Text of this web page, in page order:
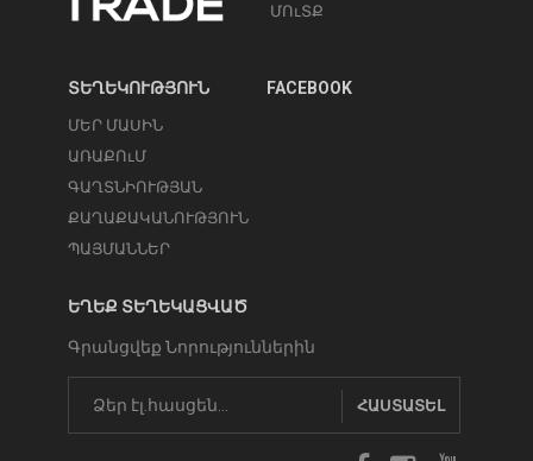
ՄՈւՏՔ
ՏԵՂԵԿՈՒԹՅՈՒՆ
ՄԵՐ ՄԱՍԻՆ
ԱՌԱՔՈւՄ
ԳԱՂՏՆԻՈՒԹՅԱՆ
ՔԱՂԱՔԱԿԱՆՈՒԹՅՈՒՆ
ՊԱՅՄԱՆՆԵՐ
FACEBOOK
ԵՂԵՔ ՏԵՂԵԿԱՑՎԱԾ
Գրանցվեք Նորություններին
ՀԱՍՏԱՏԵԼ